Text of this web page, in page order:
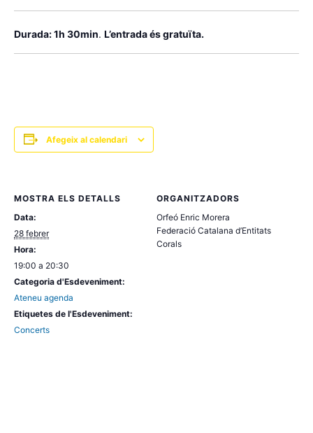
Durada: 1h 30min. L’entrada és gratuïta.
Afegeix al calendari
MOSTRA ELS DETALLS
Data:
28 febrer
Hora:
19:00 a 20:30
Categoria d'Esdeveniment:
Ateneu agenda
Etiquetes de l'Esdeveniment:
Concerts
ORGANITZADORS
Orfeó Enric Morera
Federació Catalana d’Entitats
Corals